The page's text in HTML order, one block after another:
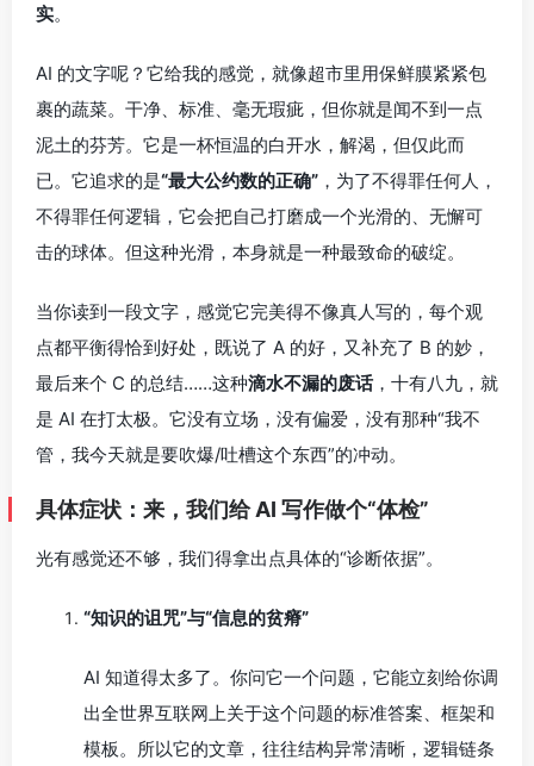
实。
AI 的文字呢？它给我的感觉，就像超市里用保鲜膜紧紧包
裹的蔬菜。干净、标准、毫无瑕疵，但你就是闻不到一点
泥土的芬芳。它是一杯恒温的白开水，解渴，但仅此而
已。它追求的是“最大公约数的正确” ，为了不得罪任何人，
不得罪任何逻辑，它会把自己打磨成一个光滑的、无懈可
击的球体。但这种光滑，本身就是一种最致命的破绽。
当你读到一段文字，感觉它完美得不像真人写的，每个观
点都平衡得恰到好处，既说了 A 的好，又补充了 B 的妙，
最后来个 C 的总结……这种滴水不漏的废话，十有八九，就
是 AI 在打太极。它没有立场，没有偏爱，没有那种“我不
管，我今天就是要吹爆/吐槽这个东西”的冲动。
具体症状：来，我们给 AI 写作做个“体检”
光有感觉还不够，我们得拿出点具体的“诊断依据”。
“知识的诅咒”与“信息的贫瘠”
AI 知道得太多了。你问它一个问题，它能立刻给你调
出全世界互联网上关于这个问题的标准答案、框架和
模板。所以它的文章，往往结构异常清晰，逻辑链条